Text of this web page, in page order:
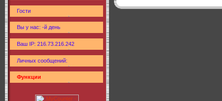
Гости
Вы у нас: -й день
Ваш IP: 216.73.216.242
Личных сообщений:
Функции